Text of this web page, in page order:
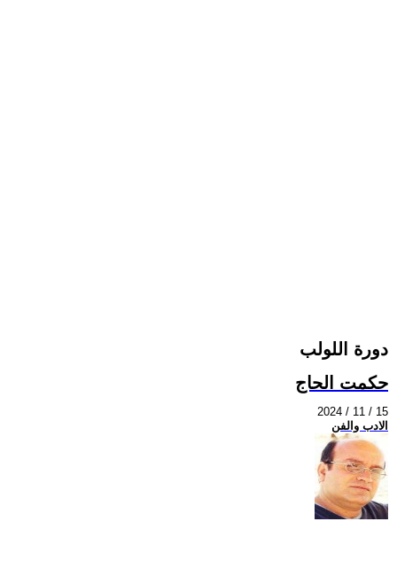
دورة اللولب
حكمت الحاج
2024 / 11 / 15
الادب والفن